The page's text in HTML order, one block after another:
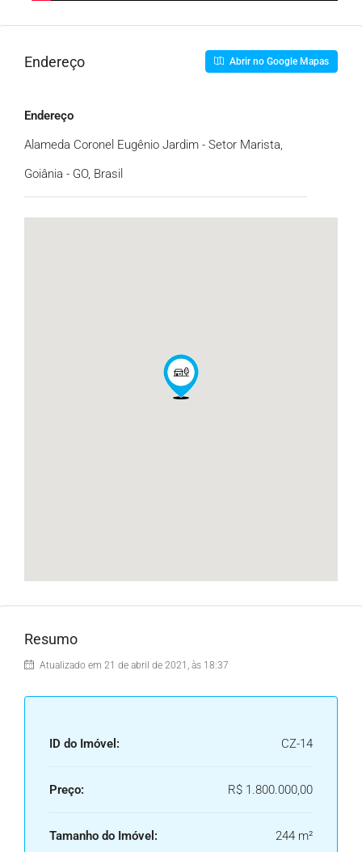
Endereço Abrir no Google Mapas
Endereço
Alameda Coronel Eugênio Jardim - Setor Marista,
Goiânia - GO, Brasil
Resumo
Atualizado em 21 de abril de 2021, às 18:37
ID do Imóvel: CZ-14
Preço: R$ 1.800.000,00
Tamanho do Imóvel: 244 m²